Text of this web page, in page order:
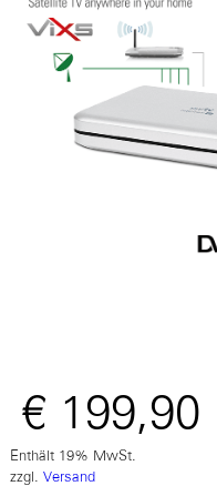
€ 199,90
Enthält 19% MwSt.
zzgl. Versand